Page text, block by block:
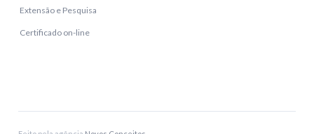
Extensão e Pesquisa
Certificado on-line